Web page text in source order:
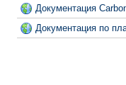
Документация
Документация по